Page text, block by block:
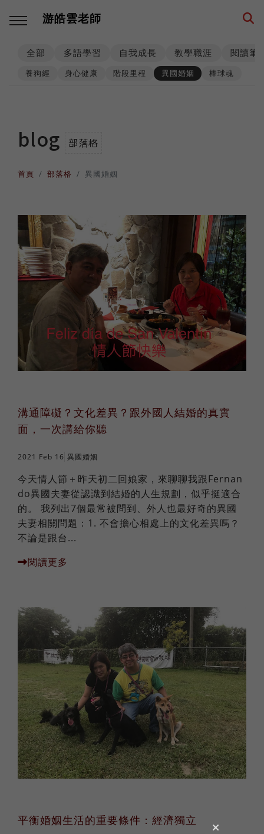
游皓雲老師
回主選單
英語
法語
日語
外國人學中文
回主選單
專業精進
職場倫理
回主選單
思維升級
回主選單
從零到一
回主選單
異國美食
回主選單
異國婚姻
棒球魂
全部 多語學習 自我成長 教學職涯 閱讀筆
養狗經 身心健康 階段里程 異國婚姻 棒球魂
blog 部落格
首頁 部落格 異國婚姻
溝通障礙？文化差異？跟外國人結婚的真實
面，一次講給你聽
2021 Feb 16 異國婚姻
今天情人節＋昨天初二回娘家，來聊聊我跟Fernan
do異國夫妻從認識到結婚的人生規劃，似乎挺適合
的。 我列出7個最常被問到、外人也最好奇的異國
夫妻相關問題：1. 不會擔心相處上的文化差異嗎？
不論是跟台...
閱讀更多
平衡婚姻生活的重要條件：經濟獨立